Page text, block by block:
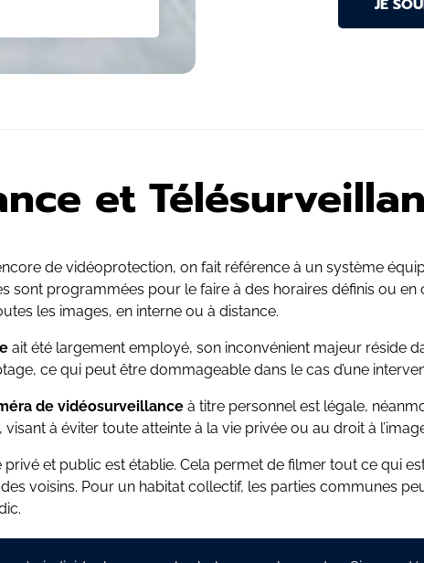
et
de vidéoprotection, on fait référence à un système
sont programmées pour le faire à des horaires définis ou en
les images, en interne ou à distance.
ait été largement employé, son inconvénient majeur réside
ce qui peut être dommageable dans le cas d’une
de vidéosurveillance à titre personnel est légale,
à éviter toute atteinte à la vie privée ou au droit à
et public est établie. Cela permet de filmer tout ce qui
voisins. Pour un habitat collectif, les parties communes